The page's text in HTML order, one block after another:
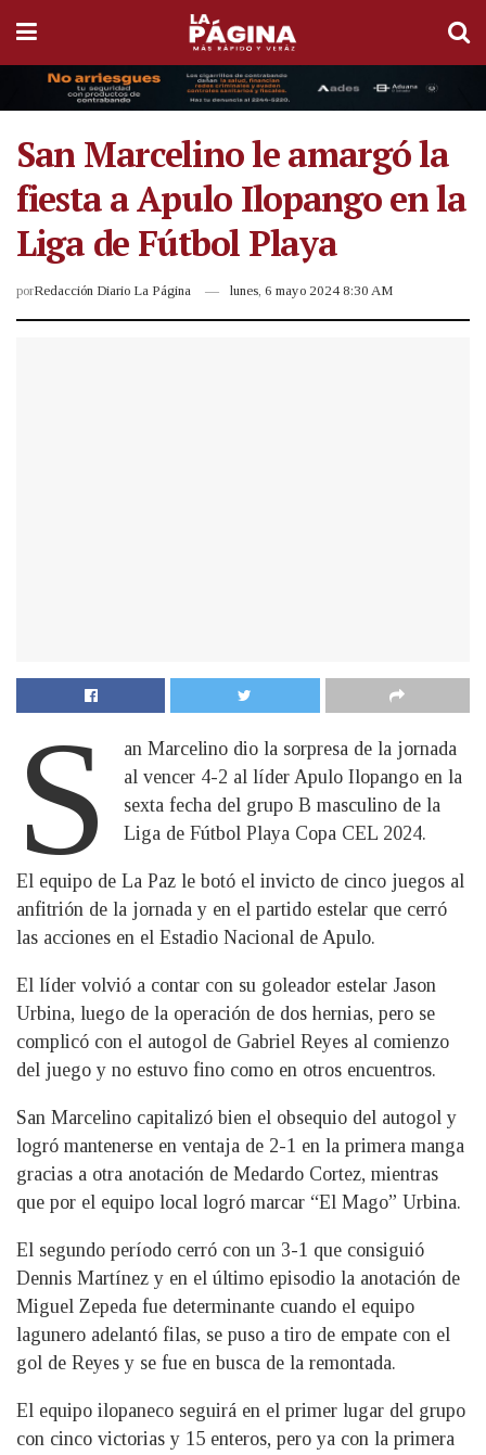
San Marcelino le amargó la
fiesta a Apulo Ilopango en la
Liga de Fútbol Playa
porRedacción Diario La Página lunes, 6 mayo 2024 8:30 AM
S
an Marcelino dio la sorpresa de la jornada
al vencer 4-2 al líder Apulo Ilopango en la
sexta fecha del grupo B masculino de la
Liga de Fútbol Playa Copa CEL 2024.
El equipo de La Paz le botó el invicto de cinco juegos al
anfitrión de la jornada y en el partido estelar que cerró
las acciones en el Estadio Nacional de Apulo.
El líder volvió a contar con su goleador estelar Jason
Urbina, luego de la operación de dos hernias, pero se
complicó con el autogol de Gabriel Reyes al comienzo
del juego y no estuvo fino como en otros encuentros.
San Marcelino capitalizó bien el obsequio del autogol y
logró mantenerse en ventaja de 2-1 en la primera manga
gracias a otra anotación de Medardo Cortez, mientras
que por el equipo local logró marcar “El Mago” Urbina.
El segundo período cerró con un 3-1 que consiguió
Dennis Martínez y en el último episodio la anotación de
Miguel Zepeda fue determinante cuando el equipo
lagunero adelantó filas, se puso a tiro de empate con el
gol de Reyes y se fue en busca de la remontada.
El equipo ilopaneco seguirá en el primer lugar del grupo
con cinco victorias y 15 enteros, pero ya con la primera